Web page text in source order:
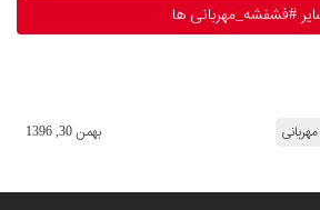
#فشفشه_مهربانی ها
بهمن 30, 1396